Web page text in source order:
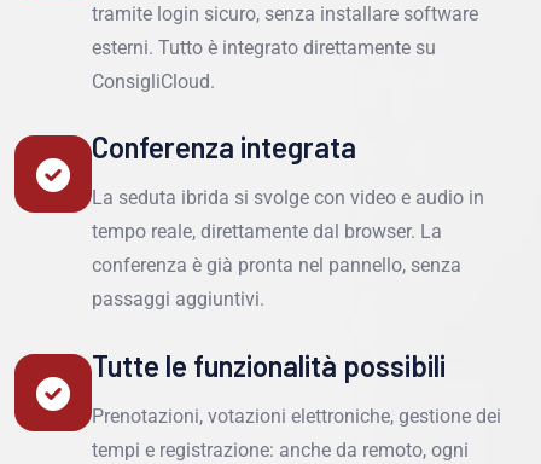
tramite login sicuro, senza installare software
esterni. Tutto è integrato direttamente su
ConsigliCloud.
Conferenza integrata
La seduta ibrida si svolge con video e audio in
tempo reale, direttamente dal browser. La
conferenza è già pronta nel pannello, senza
passaggi aggiuntivi.
Tutte le funzionalità possibili
Prenotazioni, votazioni elettroniche, gestione dei
tempi e registrazione: anche da remoto, ogni